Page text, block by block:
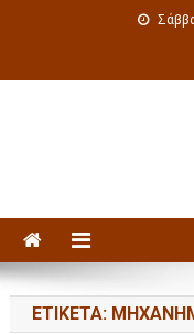
ΕΤΙΚΈΤΑ: